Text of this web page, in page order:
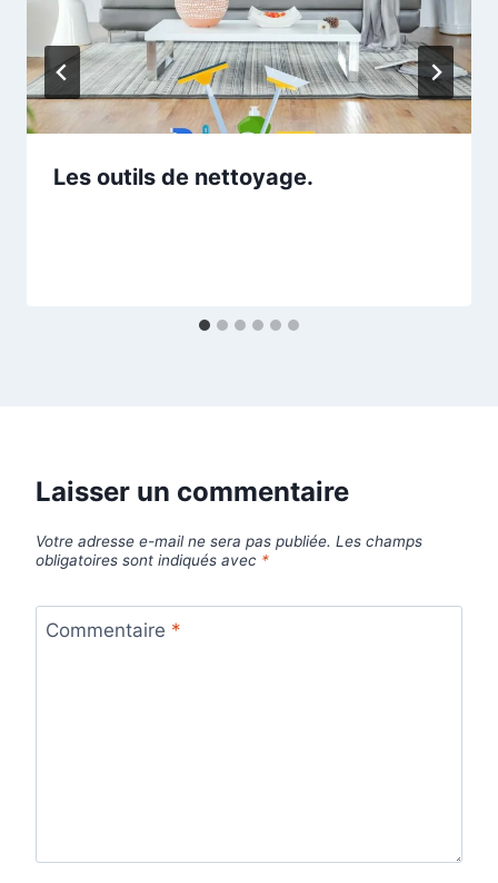
Les outils de nettoyage.
Laisser un commentaire
Votre adresse e-mail ne sera pas publiée. Les champs
obligatoires sont indiqués avec *
Commentaire *